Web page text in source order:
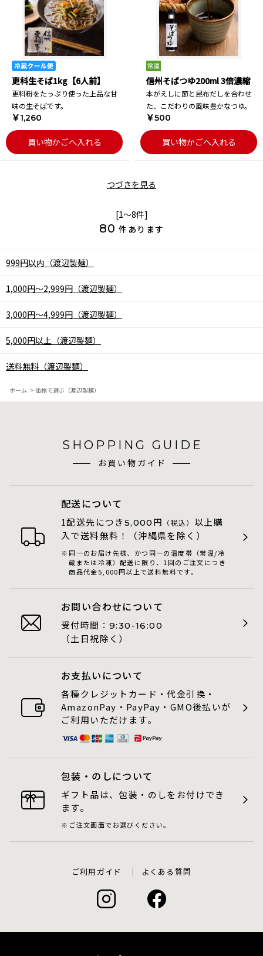
更科生そば1kg【6人前】
更科粉をたっぷり使った上品な甘
味の生そばです。
￥1,260
買い物かごへ入れる
信州そばつゆ200ml 3倍濃縮
本がえしに節と昆布だしを合わせ
た、こだわりの風味豊かなつゆ。
￥500
買い物かごへ入れる
つづきを見る
[1～8件]
80 件あります
999円以内（渡辺製麺）
1,000円～2,999円（渡辺製麺）
3,000円～4,999円（渡辺製麺）
5,000円以上（渡辺製麺）
送料無料（渡辺製麺）
ホーム > 価格で選ぶ（渡辺製麺）
SHOPPING GUIDE
お買い物ガイド
配送について
1配送先につき 5,000 円 （税込） 以上購
入で送料無料！（沖縄県を除く）
同一のお届け先様、かつ同一の温度帯（常温/冷
蔵または冷凍）配送に限り、1回のご注文につき
商品代金5,000円以上で送料無料です。
お問い合わせについて
受付時間： 9:30-16:00
（土日祝除く）
お支払いについて
各種クレジットカード・代金引換・
AmazonPay・PayPay・GMO後払いが
ご利用いただけます。
包装・のしについて
ギフト品は、包装・のしをお付けでき
ます。
ご注文画面でお選びください。
ご利用ガイド よくある質問